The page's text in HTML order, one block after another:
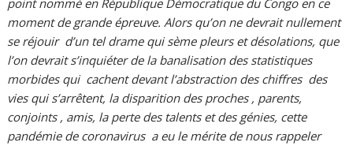
point nommé en République Démocratique du Congo en ce
moment de grande épreuve. Alors qu’on ne devrait nullement
se réjouir d’un tel drame qui sème pleurs et désolations, que
l’on devrait s’inquiéter de la banalisation des statistiques
morbides qui cachent devant l’abstraction des chiffres des
vies qui s’arrêtent, la disparition des proches , parents,
conjoints , amis, la perte des talents et des génies, cette
pandémie de coronavirus a eu le mérite de nous rappeler